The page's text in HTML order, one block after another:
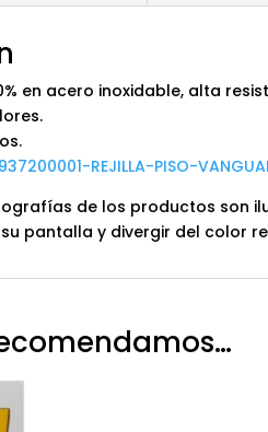
en acero inoxidable, alta
937200001-REJILLA-PISO-
de los productos son
pantalla y divergir del color